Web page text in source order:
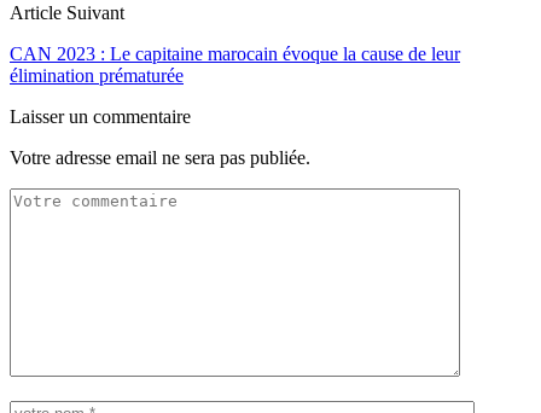
Article Suivant
CAN 2023 : Le capitaine marocain évoque la cause de leur
élimination prématurée
Laisser un commentaire
Votre adresse email ne sera pas publiée.